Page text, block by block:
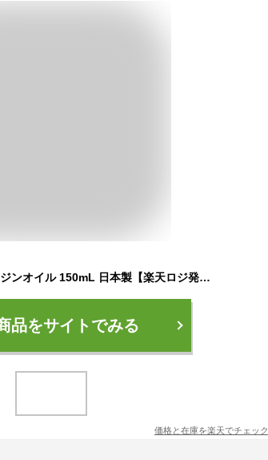
D plus プラント オリジンオイル 150mL 日本製【楽天ロジ発送】ディープラス dplus ヘアオイル スタイリングオイル 保湿オイル 枝毛 髪 パサつき防止 ツバキ油 アルガン ボディオイル 乾燥肌 保湿ケア 美粧AKARI
品をサイトでみる
価格と在庫を楽天でチェック